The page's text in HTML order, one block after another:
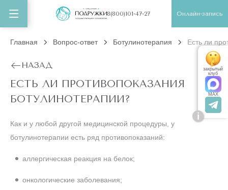
8(800)101-47-27 Онлайн-запись
Главная Вопрос-ответ Ботулинотерапия Есть ли
НАЗАД
ЕСТЬ ЛИ ПРОТИВОПОКАЗАНИЯ
БОТУЛИНОТЕРАПИИ?
Как и у любой другой медицинской процедуры, у
ботулинотерапии есть ряд противопоказаний:
аллергическая реакция на белок;
онкологические заболевания;
i
закрытый
клуб
MAX